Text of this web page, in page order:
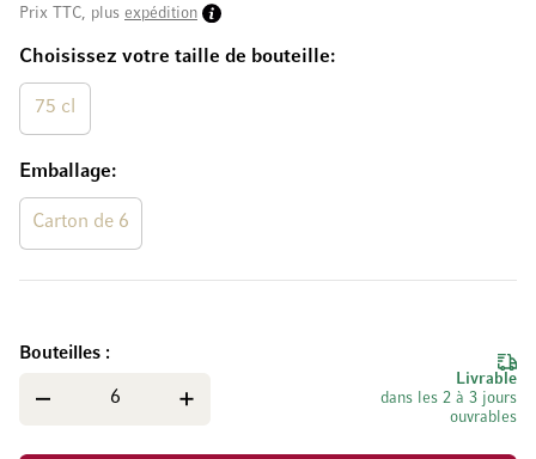
Choisissez votre taille de bouteille
75 cl
Emballage
Carton de 6
Prix TTC, plus expédition
Livrable
dans les 2 à 3 jours
ouvrables
Bouteilles